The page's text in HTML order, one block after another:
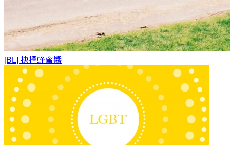
[BL] 抉擇蜂蜜醬